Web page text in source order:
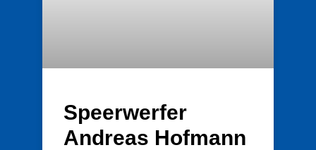
Speerwerfer
Andreas Hofmann